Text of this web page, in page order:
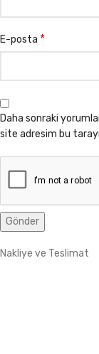
E-posta *
Daha sonraki
site adresim bu
Nakliye ve Teslimat